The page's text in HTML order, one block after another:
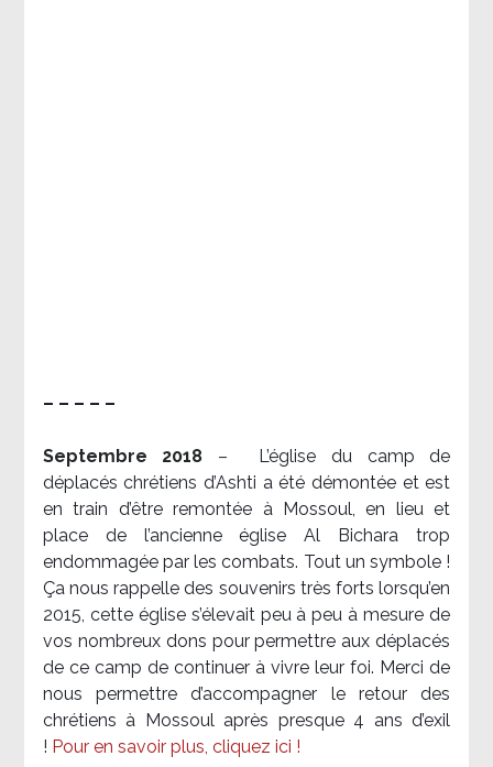
– – – – –
Septembre 2018 –
L’église du camp de
déplacés chrétiens d’Ashti a été démontée et est
en train d’être remontée à Mossoul, en lieu et
place de l’ancienne église Al Bichara trop
endommagée par les combats. Tout un symbole !
Ça nous rappelle des souvenirs très forts lorsqu’en
2015, cette église s’élevait peu à peu à mesure de
vos nombreux dons pour permettre aux déplacés
de ce camp de continuer à vivre leur foi. Merci de
nous permettre d’accompagner le retour des
chrétiens à Mossoul après presque 4 ans d’exil
! Pour en savoir plus, cliquez ici !